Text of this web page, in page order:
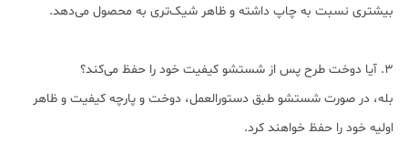
بیشتری نسبت به چاپ داشته و ظاهر شیک‌تری به محصول می‌دهد.
3. آیا دوخت طرح پس از شستشو کیفیت خود را حفظ می‌کند؟
بله، در صورت شستشو طبق دستورالعمل، دوخت و پارچه کیفیت و ظاهر
اولیه خود را حفظ خواهند کرد.